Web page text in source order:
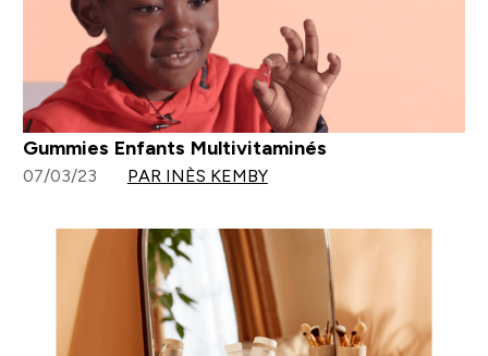
Gummies Enfants Multivitaminés
07/03/23 PAR INÈS KEMBY